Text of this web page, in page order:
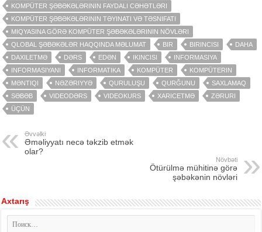
KOMPÜTER ŞƏBƏKƏLƏRININ FAYDALI CƏHƏTLƏRI
KOMPÜTER ŞƏBƏKƏLƏRININ TƏYINATI VƏ TƏSNIFATI
MIQYASINA GÖRƏ KOMPÜTER ŞƏBƏKƏLƏRININ NÖVLƏRI
QLOBAL ŞƏBƏKƏLƏR HAQQINDA MƏLUMAT
BIR BIRINCISI
DAHA
DAXILETMƏ
DƏRS EDƏN IKINCISI
INFORMASIYA
INFORMASIYANI
INFORMATIKA KOMPÜTER
KOMPÜTERIN
MƏNTIQI
NƏZƏRIYYƏ QURULUŞU QURĞUNU
SAXLAMAQ
SƏBƏB
VIDEODƏRS VIDEOKURS XARICETMƏ
ZƏRURI
ÜÇÜN
Əvvəlki
Əməliyyatı necə təkzib etmək
olar?
Növbəti
Ötürülmə mühitinə görə
şəbəkənin növləri
Axtarış